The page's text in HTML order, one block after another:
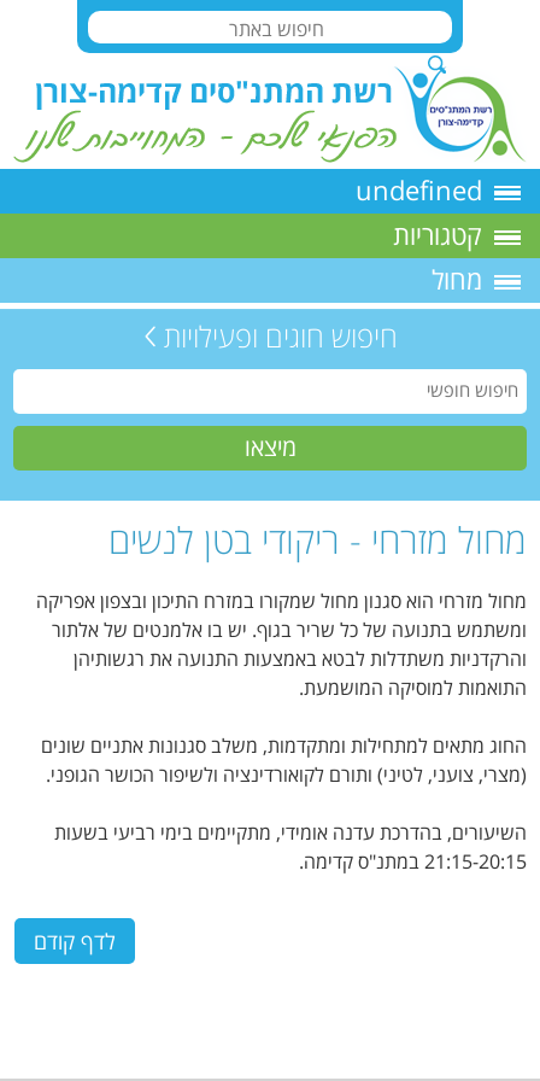
undefined
קטגוריות
מחול
חיפוש חוגים ופעילויות
מחול מזרחי - ריקודי בטן לנשים
מחול מזרחי הוא סגנון מחול שמקורו במזרח התיכון ובצפון אפריקה
ומשתמש בתנועה של כל שריר בגוף. יש בו אלמנטים של אלתור
והרקדניות משתדלות לבטא באמצעות התנועה את רגשותיהן
התואמות למוסיקה המושמעת.
החוג מתאים למתחילות ומתקדמות, משלב סגנונות אתניים שונים
(מצרי, צועני, לטיני) ותורם לקואורדינציה ולשיפור הכושר הגופני.
השיעורים, בהדרכת עדנה אומידי, מתקיימים בימי רביעי בשעות
21:15-20:15 במתנ"ס קדימה.